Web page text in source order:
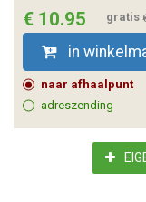
€ 10.95 gratis
in
naar afhaalpunt
adreszending